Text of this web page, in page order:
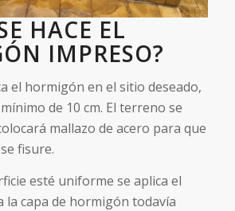
HACE EL
IMPRESO?
el hormigón en el sitio deseado,
de 10 cm. El terreno se
mallazo de acero para que
fisure.
esté uniforme se aplica el
la capa de hormigón todavía